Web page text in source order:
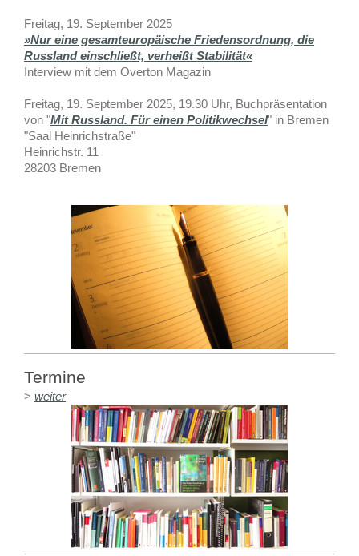
Freitag, 19. September 2025
»Nur eine gesamteuropäische Friedensordnung, die
Russland einschließt, verheißt Stabilität«
Interview mit dem Overton Magazin
Freitag, 19. September 2025, 19.30 Uhr, Buchpräsentation
von "Mit Russland. Für einen Politikwechsel" in Bremen
"Saal Heinrichstraße"
Heinrichstr. 11
28203 Bremen
Termine
> weiter